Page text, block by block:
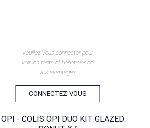
Veuillez vous connecter pour
voir les tarifs et bénéficier de
vos avantages
CONNECTEZ-VOUS
EN SAVOIR +